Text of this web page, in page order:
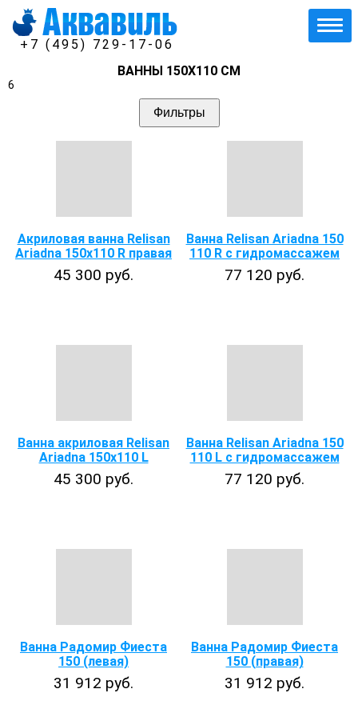
+7 (495) 729-17-06
ВАННЫ 150Х110 СМ
6
Фильтры
Акриловая ванна Relisan
Ariadna 150x110 R правая
45 300 руб.
Ванна Relisan Ariadna 150
110 R с гидромассажем
77 120 руб.
Ванна акриловая Relisan
Ariadna 150х110 L
45 300 руб.
Ванна Relisan Ariadna 150
110 L с гидромассажем
77 120 руб.
Ванна Радомир Фиеста
150 (левая)
31 912 руб.
Ванна Радомир Фиеста
150 (правая)
31 912 руб.